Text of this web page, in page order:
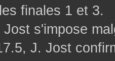
finales 1 et 3.
Jost s'impose
J. Jost